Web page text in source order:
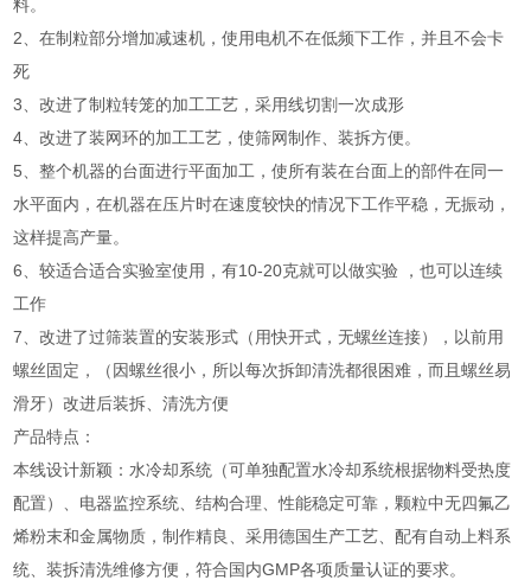
料。
2、在制粒部分增加减速机，使用电机不在低频下工作，并且不会卡
死
3、改进了制粒转笼的加工工艺，采用线切割一次成形
4、改进了装网环的加工工艺，使筛网制作、装拆方便。
5、整个机器的台面进行平面加工，使所有装在台面上的部件在同一
水平面内，在机器在压片时在速度较快的情况下工作平稳，无振动，
这样提高产量。
6、较适合适合实验室使用，有10-20克就可以做实验 ，也可以连续
工作
7、改进了过筛装置的安装形式（用快开式，无螺丝连接），以前用
螺丝固定，（因螺丝很小，所以每次拆卸清洗都很困难，而且螺丝易
滑牙）改进后装拆、清洗方便
产品特点：
本线设计新颖：水冷却系统（可单独配置水冷却系统根据物料受热度
配置）、电器监控系统、结构合理、性能稳定可靠，颗粒中无四氟乙
烯粉末和金属物质，制作精良、采用德国生产工艺、配有自动上料系
统、装拆清洗维修方便，符合国内GMP各项质量认证的要求。